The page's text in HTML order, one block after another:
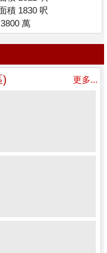
積 1830 呎
萬
)
更多...